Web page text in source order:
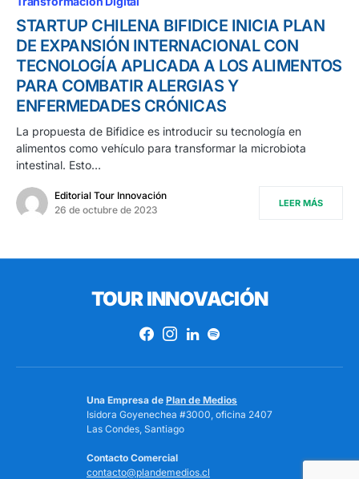
STARTUP CHILENA BIFIDICE INICIA PLAN
DE EXPANSIÓN INTERNACIONAL CON
TECNOLOGÍA APLICADA A LOS ALIMENTOS
PARA COMBATIR ALERGIAS Y
ENFERMEDADES CRÓNICAS
La propuesta de Bifidice es introducir su tecnología en
alimentos como vehículo para transformar la microbiota
intestinal. Esto…
Editorial Tour Innovación
26 de octubre de 2023
LEER MÁS
TOUR INNOVACIÓN
Una Empresa de Plan de Medios
Isidora Goyenechea #3000, oficina 2407
Las Condes, Santiago
Contacto Comercial
contacto@plandemedios.cl